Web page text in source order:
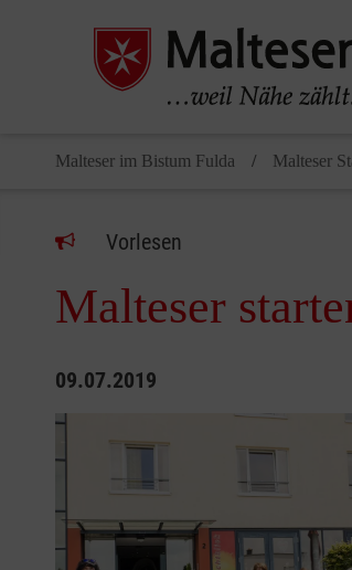
Malteser im Bistum Fulda Malteser
Vorlesen
Malteser
09.07.2019